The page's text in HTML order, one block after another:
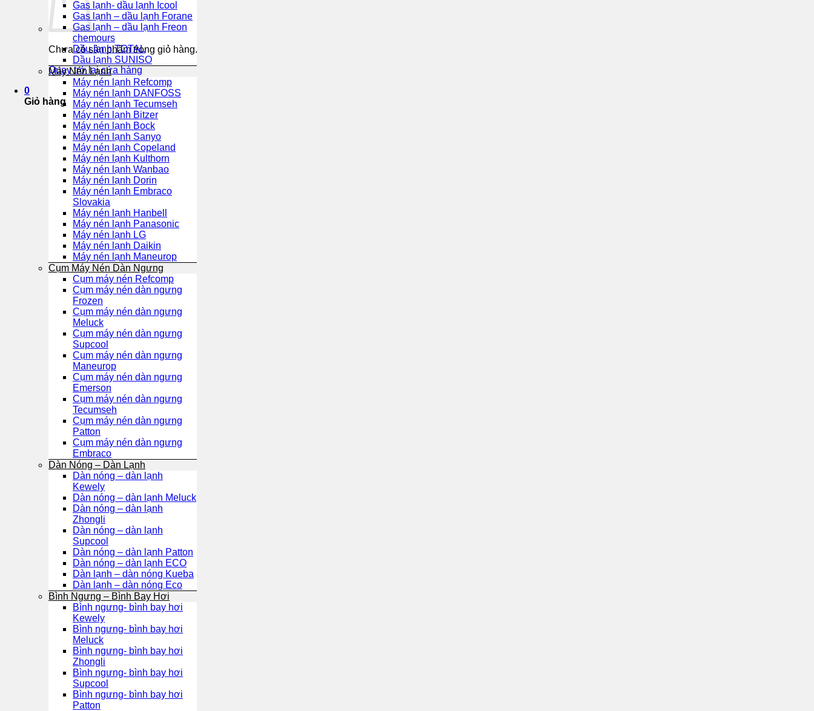
Chưa có sản phẩm trong giỏ hàng.
Quay trở lại cửa hàng
0
Giỏ hàng
Gas lạnh- dầu lạnh Icool
Gas lạnh – dầu lạnh Forane
Gas lạnh – dầu lạnh Freon
chemours
Dầu lạnh TOTAL
Dầu lạnh SUNISO
Máy Nén Lạnh
Máy nén lạnh Refcomp
Máy nén lạnh DANFOSS
Máy nén lạnh Tecumseh
Máy nén lạnh Bitzer
Máy nén lạnh Bock
Máy nén lạnh Sanyo
Máy nén lạnh Copeland
Máy nén lạnh Kulthorn
Máy nén lạnh Wanbao
Máy nén lạnh Dorin
Máy nén lạnh Embraco
Slovakia
Máy nén lạnh Hanbell
Máy nén lạnh Panasonic
Máy nén lạnh LG
Máy nén lạnh Daikin
Máy nén lạnh Maneurop
Cụm Máy Nén Dàn Ngưng
Cụm máy nén Refcomp
Cụm máy nén dàn ngưng
Frozen
Cụm máy nén dàn ngưng
Meluck
Cụm máy nén dàn ngưng
Supcool
Cụm máy nén dàn ngưng
Maneurop
Cụm máy nén dàn ngưng
Emerson
Cụm máy nén dàn ngưng
Tecumseh
Cụm máy nén dàn ngưng
Patton
Cụm máy nén dàn ngưng
Embraco
Dàn Nóng – Dàn Lạnh
Dàn nóng – dàn lạnh
Kewely
Dàn nóng – dàn lạnh Meluck
Dàn nóng – dàn lạnh
Zhongli
Dàn nóng – dàn lạnh
Supcool
Dàn nóng – dàn lạnh Patton
Dàn nóng – dàn lạnh ECO
Dàn lạnh – dàn nóng Kueba
Dàn lạnh – dàn nóng Eco
Bình Ngưng – Bình Bay Hơi
Bình ngưng- bình bay hơi
Kewely
Bình ngưng- bình bay hơi
Meluck
Bình ngưng- bình bay hơi
Zhongli
Bình ngưng- bình bay hơi
Supcool
Bình ngưng- bình bay hơi
Patton